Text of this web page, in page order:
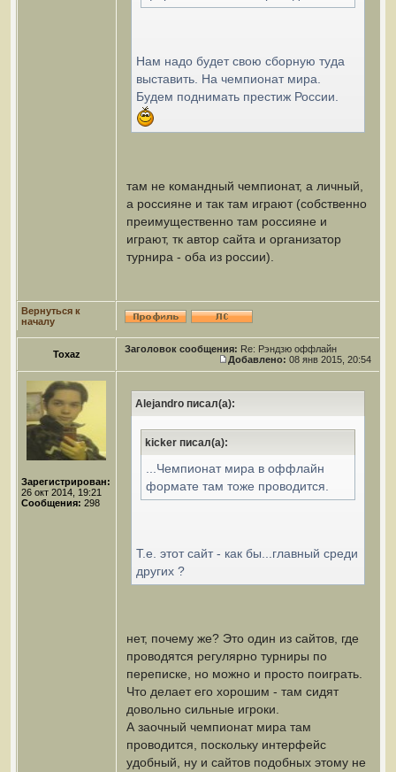
Нам надо будет свою сборную туда
выставить. На чемпионат мира.
Будем поднимать престиж России.
там не командный чемпионат, а личный,
а россияне и так там играют (собственно
преимущественно там россияне и
играют, тк автор сайта и организатор
турнира - оба из россии).
Вернуться к
началу
Toxaz Заголовок сообщения: Re: Рэндзю оффлайн
Добавлено: 08 янв 2015, 20:54
Зарегистрирован:
26 окт 2014, 19:21
Сообщения: 298
Alejandro писал(а):
kicker писал(а):
...Чемпионат мира в оффлайн
формате там тоже проводится.
Т.е. этот сайт - как бы...главный среди
других ?
нет, почему же? Это один из сайтов, где
проводятся регулярно турниры по
переписке, но можно и просто поиграть.
Что делает его хорошим - там сидят
довольно сильные игроки.
А заочный чемпионат мира там
проводится, поскольку интерфейс
удобный, ну и сайтов подобных этому не